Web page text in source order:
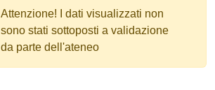
Attenzione! I dati visualizzati non
sono stati sottoposti a validazione
da parte dell'ateneo